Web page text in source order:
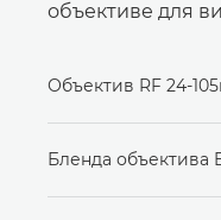
объективе для
Объектив RF 24-
Бленда объектива